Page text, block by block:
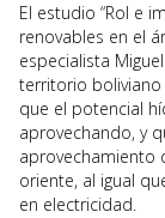
El estudio “Rol e
renovables en el
especialista
territorio boliviano
que el potencial
aprovechando, y
aprovechamiento
oriente, al igual
en electricidad.